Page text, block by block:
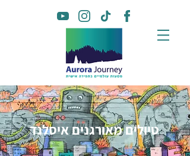
טיולים מאורגנים איסלנד